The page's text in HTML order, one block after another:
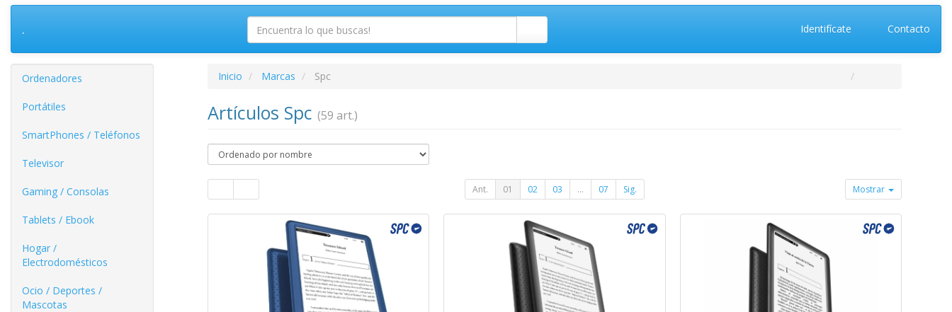
. Identifícate Contacto
Ordenadores
Portátiles
SmartPhones / Teléfonos
Televisor
Gaming / Consolas
Tablets / Ebook
Hogar /
Electrodomésticos
Ocio / Deportes /
Mascotas
Inicio Marcas Spc
Artículos Spc (59 art.)
Ant. 01 02 03 ... 07 Sig. Mostrar